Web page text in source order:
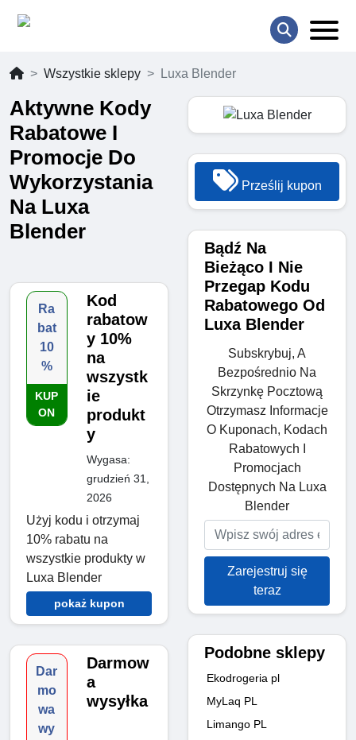
Wszystkie sklepy Luxa Blender
Aktywne Kody
Rabatowe I
Promocje Do
Wykorzystania
Na Luxa
Blender
Ra
bat
10
%
KUP
ON
Kod
rabatow
y 10%
na
wszystk
ie
produkt
y
Wygasa:
grudzień 31,
2026
Użyj kodu i otrzymaj
10% rabatu na
wszystkie produkty w
Luxa Blender
pokaż kupon
Dar
mo
wa
wy
Darmow
a
wysyłka
Prześlij kupon
Bądź Na
Bieżąco I Nie
Przegap Kodu
Rabatowego Od
Luxa Blender
Subskrybuj, A
Bezpośrednio Na
Skrzynkę Pocztową
Otrzymasz Informacje
O Kuponach, Kodach
Rabatowych I
Promocjach
Dostępnych Na Luxa
Blender
Zarejestruj się
teraz
Podobne sklepy
Ekodrogeria pl
MyLaq PL
Limango PL